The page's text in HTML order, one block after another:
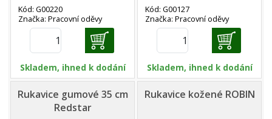
Kód: G00220
Značka: Pracovní oděvy
Skladem, ihned k dodání
Kód: G00127
Značka: Pracovní oděvy
Skladem, ihned k dodání
Rukavice gumové 35 cm
Redstar
Rukavice kožené ROBIN